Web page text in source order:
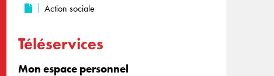
Action sociale
Téléservices
Mon espace personnel